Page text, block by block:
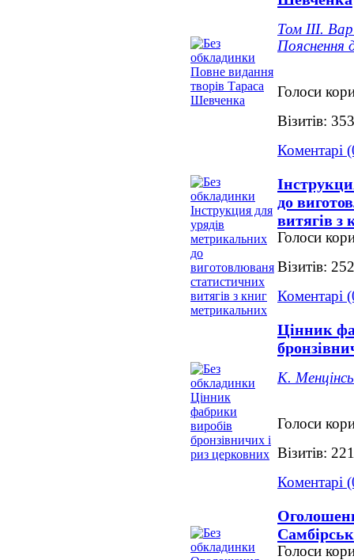
Том ІІІ.
Пояснення
Голоси
Візитів:
Коментарі
до
витягів з
Голоси
Візитів:
Коментарі
Цінник
К.
Голоси
Візитів:
Коментарі
Голоси